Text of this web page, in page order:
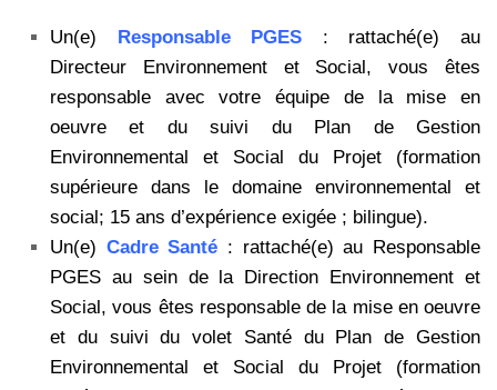
Un(e) Responsable PGES : rattaché(e) au
Directeur Environnement et Social, vous êtes
responsable avec votre équipe de la mise en
oeuvre et du suivi du Plan de Gestion
Environnemental et Social du Projet (formation
supérieure dans le domaine environnemental et
social; 15 ans d’expérience exigée ; bilingue).
Un(e) Cadre Santé : rattaché(e) au Responsable
PGES au sein de la Direction Environnement et
Social, vous êtes responsable de la mise en oeuvre
et du suivi du volet Santé du Plan de Gestion
Environnemental et Social du Projet (formation